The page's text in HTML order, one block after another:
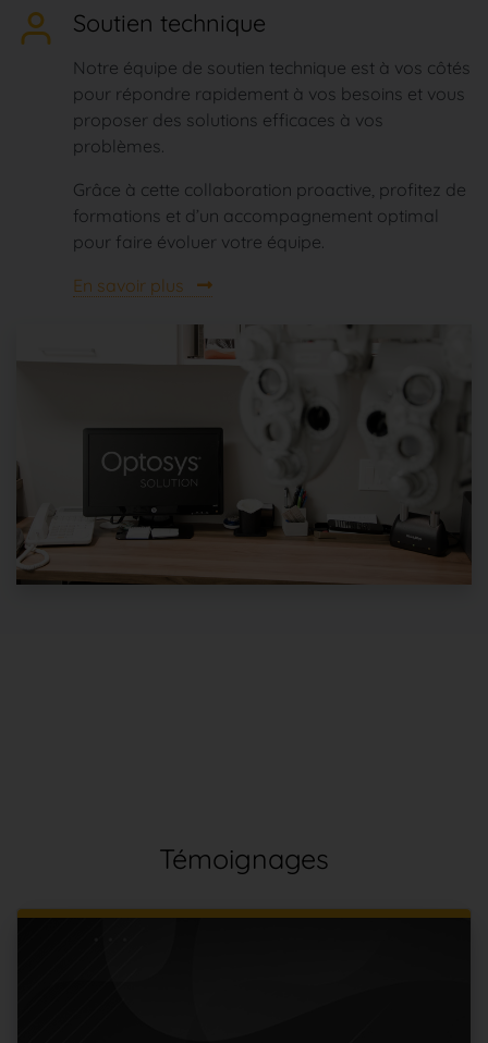
Soutien technique
Notre équipe de soutien technique est à vos côtés
pour répondre rapidement à vos besoins et vous
proposer des solutions efficaces à vos
problèmes.
Grâce à cette collaboration proactive, profitez de
formations et d’un accompagnement optimal
pour faire évoluer votre équipe.
En savoir plus
Témoignages